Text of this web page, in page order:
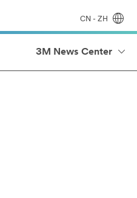
CN - ZH
3M News Center